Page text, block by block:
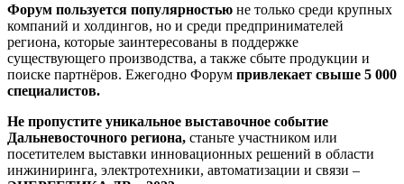
Форум пользуется популярностью не только среди крупных
компаний и холдингов, но и среди предпринимателей
региона, которые заинтересованы в поддержке
существующего производства, а также сбыте продукции и
поиске партнёров. Ежегодно Форум привлекает свыше 5 000
специалистов.
Не пропустите уникальное выставочное событие
Дальневосточного региона, станьте участником или
посетителем выставки инновационных решений в области
инжиниринга, электротехники, автоматизации и связи –